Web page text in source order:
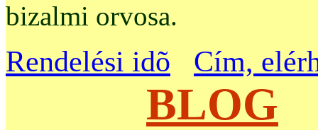
bizalmi orvosa.
Rendelési idõ Cím,
BLOG